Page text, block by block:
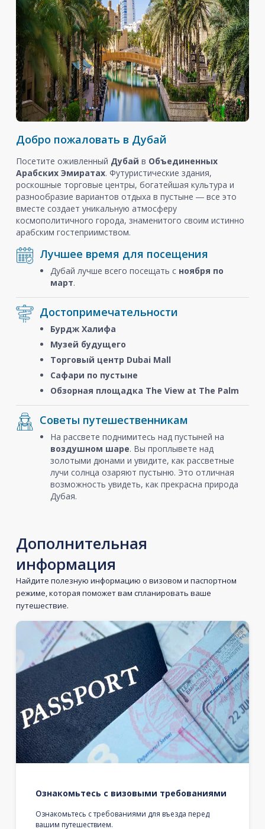
Добро пожаловать в Дубай
Посетите оживленный Дубай в Объединенных
Арабских Эмиратах. Футуристические здания,
роскошные торговые центры, богатейшая культура и
разнообразие вариантов отдыха в пустыне ― все это
вместе создает уникальную атмосферу
космополитичного города, знаменитого своим истинно
арабским гостеприимством.
Лучшее время для посещения
Дубай лучше всего посещать с ноября по
март.
Достопримечательности
Бурдж Халифа
Музей будущего
Торговый центр Dubai Mall
Сафари по пустыне
Обзорная площадка The View at The Palm
Советы путешественникам
На рассвете поднимитесь над пустыней на
воздушном шаре. Вы проплывете над
золотыми дюнами и увидите, как рассветные
лучи солнца озаряют пустыню. Это отличная
возможность увидеть, как прекрасна природа
Дубая.
Дополнительная
информация
Найдите полезную информацию о визовом и паспортном
режиме, которая поможет вам спланировать ваше
путешествие.
Ознакомьтесь с визовыми требованиями
Ознакомьтесь с требованиями для въезда перед
вашим путешествием.